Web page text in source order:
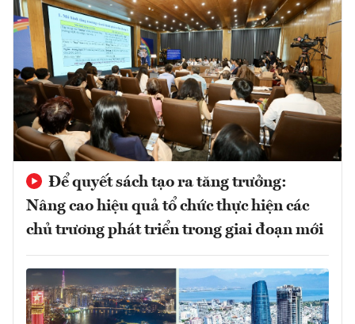
Để quyết sách tạo ra tăng trưởng:
Nâng cao hiệu quả tổ chức thực hiện các
chủ trương phát triển trong giai đoạn mới